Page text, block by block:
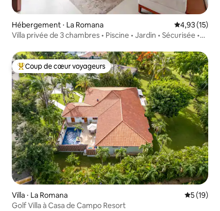
Hébergement ⋅ La Romana Évaluation
4,93 (15)
Villa privée de 3 chambres • Piscine • Jardin • Sécurisée •
Coups de cœur voyageurs les plus appréciés
Coup de cœur voyageurs
Villa ⋅ La Romana
5 (19)
Golf Villa à Casa de Campo Resort